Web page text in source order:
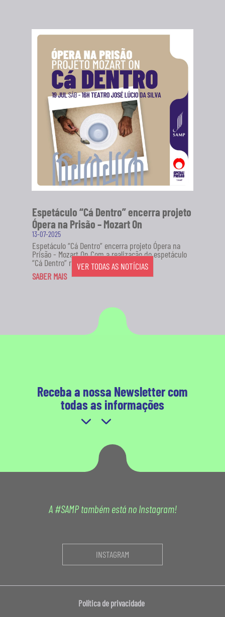
Espetáculo “Cá Dentro” encerra projeto
Ópera na Prisão – Mozart On
13-07-2025
Espetáculo “Cá Dentro” encerra projeto Ópera na
Prisão - Mozart On Com a realização do espetáculo
“Cá Dentro” no...
SABER MAIS
VER TODAS AS NOTÍCIAS
Receba a nossa Newsletter com
todas as informações
A #SAMP também está no Instagram!
INSTAGRAM
Política de privacidade